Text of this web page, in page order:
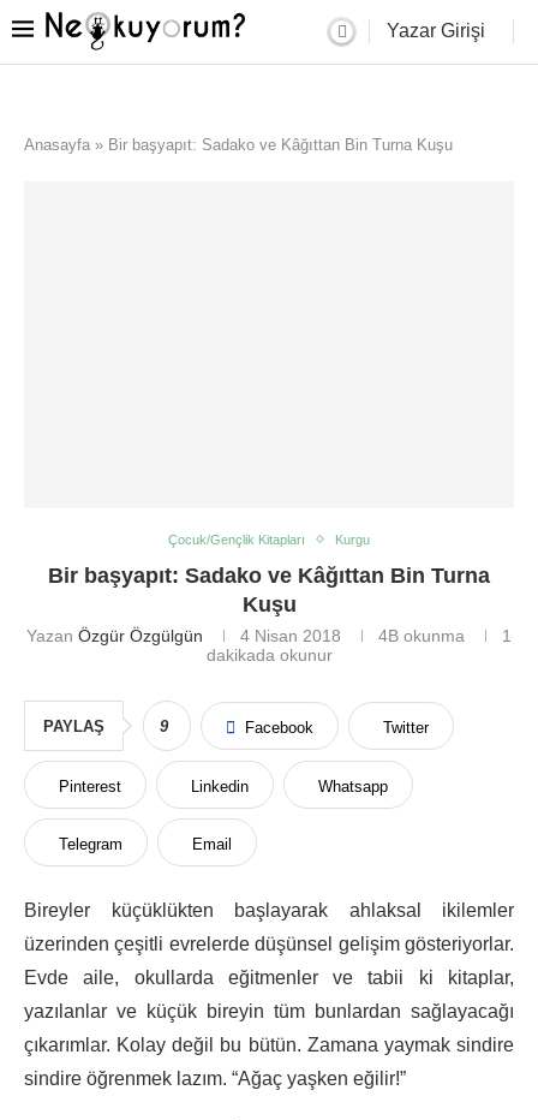
Yazar Girişi
Anasayfa » Bir başyapıt: Sadako ve Kâğıttan Bin Turna Kuşu
Çocuk/Gençlik Kitapları Kurgu
Bir başyapıt: Sadako ve Kâğıttan Bin Turna
Kuşu
Yazan Özgür Özgülgün 4 Nisan 2018 4B okunma
1
dakikada okunur
PAYLAŞ 9 Facebook Twitter
Pinterest Linkedin Whatsapp
Telegram Email
Bireyler küçüklükten başlayarak ahlaksal ikilemler
üzerinden çeşitli evrelerde düşünsel gelişim gösteriyorlar.
Evde aile, okullarda eğitmenler ve tabii ki kitaplar,
yazılanlar ve küçük bireyin tüm bunlardan sağlayacağı
çıkarımlar. Kolay değil bu bütün. Zamana yaymak sindire
sindire öğrenmek lazım. “Ağaç yaşken eğilir!”